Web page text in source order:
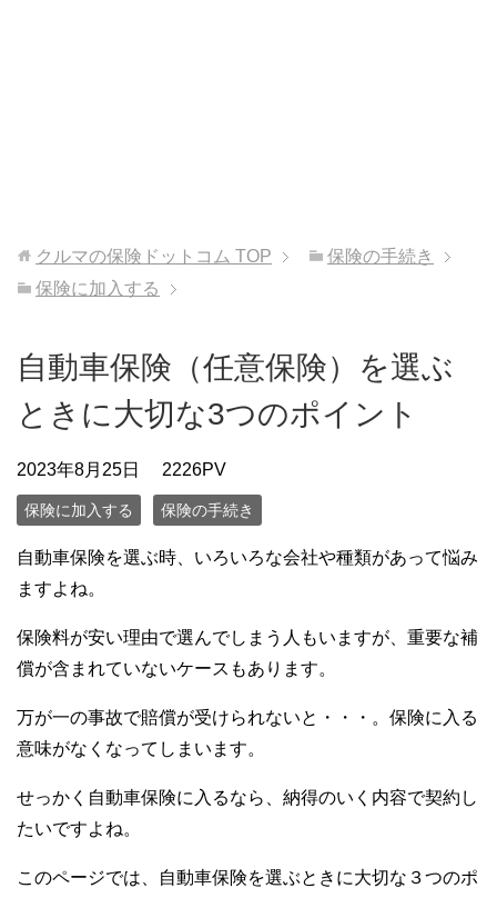
クルマの保険ドットコム TOP
保険の手続き
保険に加入する
自動車保険（任意保険）を選ぶ
ときに大切な3つのポイント
2023年8月25日 2226PV
保険に加入する 保険の手続き
自動車保険を選ぶ時、いろいろな会社や種類があって悩み
ますよね。
保険料が安い理由で選んでしまう人もいますが、重要な補
償が含まれていないケースもあります。
万が一の事故で賠償が受けられないと・・・。保険に入る
意味がなくなってしまいます。
せっかく自動車保険に入るなら、納得のいく内容で契約し
たいですよね。
このページでは、自動車保険を選ぶときに大切な３つのポ